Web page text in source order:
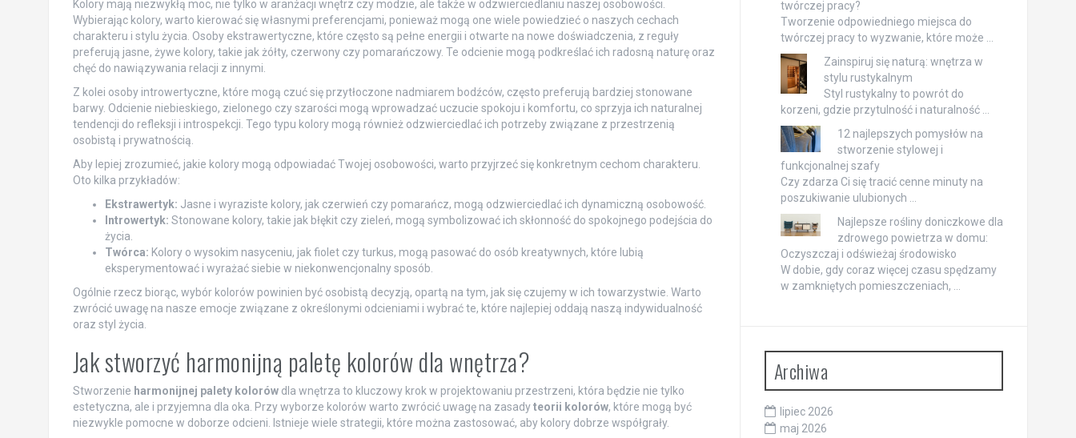
Kolory mają niezwykłą moc, nie tylko w aranżacji wnętrz czy modzie, ale także w odzwierciedlaniu naszej osobowości.
Wybierając kolory, warto kierować się własnymi preferencjami, ponieważ mogą one wiele powiedzieć o naszych cechach
charakteru i stylu życia. Osoby ekstrawertyczne, które często są pełne energii i otwarte na nowe doświadczenia, z reguły
preferują jasne, żywe kolory, takie jak żółty, czerwony czy pomarańczowy. Te odcienie mogą podkreślać ich radosną naturę oraz
chęć do nawiązywania relacji z innymi.
Z kolei osoby introwertyczne, które mogą czuć się przytłoczone nadmiarem bodźców, często preferują bardziej stonowane
barwy. Odcienie niebieskiego, zielonego czy szarości mogą wprowadzać uczucie spokoju i komfortu, co sprzyja ich naturalnej
tendencji do refleksji i introspekcji. Tego typu kolory mogą również odzwierciedlać ich potrzeby związane z przestrzenią
osobistą i prywatnością.
Aby lepiej zrozumieć, jakie kolory mogą odpowiadać Twojej osobowości, warto przyjrzeć się konkretnym cechom charakteru.
Oto kilka przykładów:
Ekstrawertyk: Jasne i wyraziste kolory, jak czerwień czy pomarańcz, mogą odzwierciedlać ich dynamiczną osobowość.
Introwertyk: Stonowane kolory, takie jak błękit czy zieleń, mogą symbolizować ich skłonność do spokojnego podejścia do
życia.
Twórca: Kolory o wysokim nasyceniu, jak fiolet czy turkus, mogą pasować do osób kreatywnych, które lubią
eksperymentować i wyrażać siebie w niekonwencjonalny sposób.
Ogólnie rzecz biorąc, wybór kolorów powinien być osobistą decyzją, opartą na tym, jak się czujemy w ich towarzystwie. Warto
zwrócić uwagę na nasze emocje związane z określonymi odcieniami i wybrać te, które najlepiej oddają naszą indywidualność
oraz styl życia.
Jak stworzyć harmonijną paletę kolorów dla wnętrza?
Stworzenie harmonijnej palety kolorówdla wnętrza to kluczowy krok w projektowaniu przestrzeni, która będzie nie tylko
estetyczna, ale i przyjemna dla oka. Przy wyborze kolorów warto zwrócić uwagę na zasadyteorii kolorów, które mogą być
niezwykle pomocne w doborze odcieni. Istnieje wiele strategii, które można zastosować, aby kolory dobrze współgrały.
twórczej pracy?
Tworzenie odpowiedniego miejsca do
twórczej pracy to wyzwanie, które może …
Zainspiruj się naturą: wnętrza w
stylu rustykalnym
Styl rustykalny to powrót do
korzeni, gdzie przytulność i naturalność …
12 najlepszych pomysłów na
stworzenie stylowej i
funkcjonalnej szafy
Czy zdarza Ci się tracić cenne minuty na
poszukiwanie ulubionych …
Najlepsze rośliny doniczkowe dla
zdrowego powietrza w domu:
Oczyszczaj i odświeżaj środowisko
W dobie, gdy coraz więcej czasu spędzamy
w zamkniętych pomieszczeniach, …
Archiwa
lipiec 2026
maj 2026